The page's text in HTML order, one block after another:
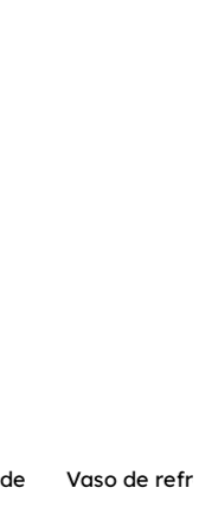
un agarre
exigentes.
de acero
dice
práctico,
inoxidable
temperatura
en una
garantiza
verano con